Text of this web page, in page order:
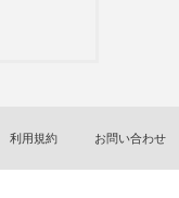
利用規約 お問い合わせ